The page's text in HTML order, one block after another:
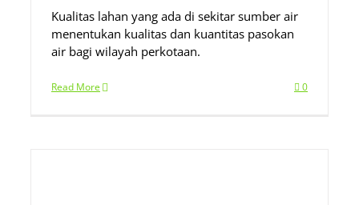
Kualitas lahan yang ada di sekitar sumber air
menentukan kualitas dan kuantitas pasokan
air bagi wilayah perkotaan.
Read More 0